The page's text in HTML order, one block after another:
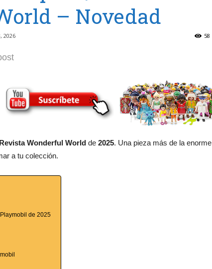
– Novedad
2026 58
Wonderful World de 2025. Una pieza más de la enorme
a tu colección.
de 2025